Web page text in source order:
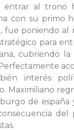
al trono
con su primo
fue poniendo al
para
cubriendo
interés
Maximiliano
de españa
del